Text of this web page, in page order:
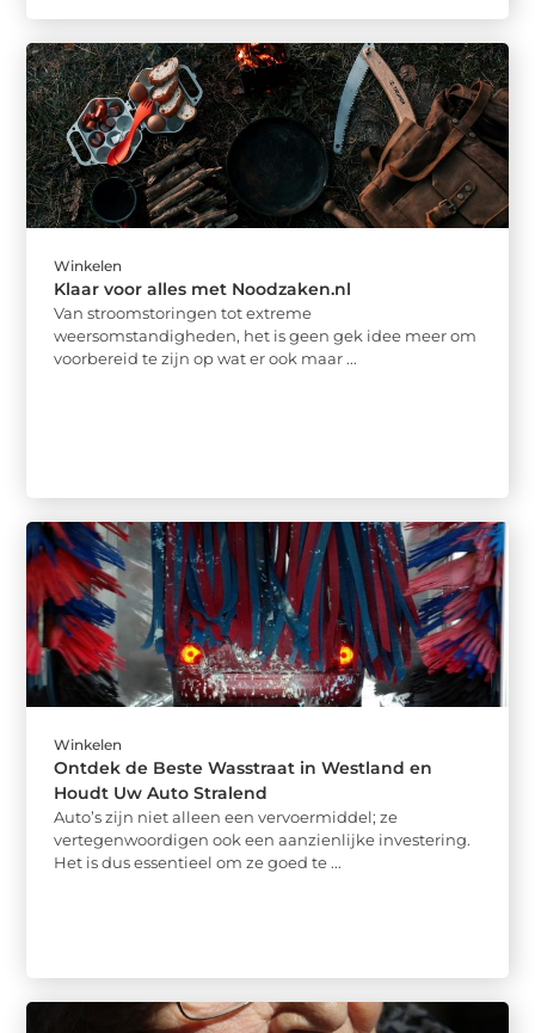
Winkelen
Klaar voor alles met Noodzaken.nl
Van stroomstoringen tot extreme
weersomstandigheden, het is geen gek idee meer om
voorbereid te zijn op wat er ook maar ...
Winkelen
Ontdek de Beste Wasstraat in Westland en
Houdt Uw Auto Stralend
Auto’s zijn niet alleen een vervoermiddel; ze
vertegenwoordigen ook een aanzienlijke investering.
Het is dus essentieel om ze goed te ...